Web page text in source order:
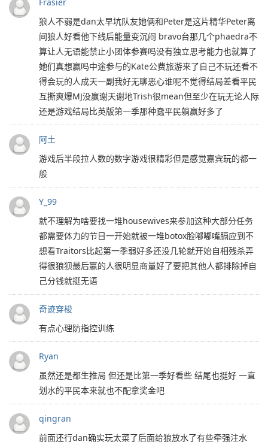
狼人不弱是dan太早坑队友她俩和Peter是这片精华Peter离
间狼人好看他下线后能量变沉闷 bravo台那几个phaedra不
算让人无语能禁止小团体参赛吗没有独立思考能力也就算了
她们真想赢吗中途参与的Kate公费旅游来了自己不玩还看不
得会玩的人成天一副我好无聊恶心谁呢不觉得结局差看平民
互撕爽爆MJ没赢谢天谢地Trish很mean但至少在玩无论人际
还是游戏结局比英版第一季那种蠢平民躺赢好多了
阿土
游戏后半段拉人数的数字游戏很精彩但是感觉嘉宾玩的都一
般
Y_99
就不理解为啥要找一堆housewives来参加这种大部分任务
都需要体力的节目一开始就被一堆botox脸嘟嘟嘴膈应到不
想看Traitors比起第一季弱好多还没几轮就开始自相残杀弄
得很狼狈最后赢的人很明显商量好了要把其他人都排除掉自
己分钱就挺无语
奇迹穿梭
有点心理防指控训练
Ryan
虽然还是都生推局 但还是比第一季好看些 结尾也挺好 一直
划水的平民本来就也不配拿奖金吧
qingran
前面还行dan确实玩太菜了后面给狼放水了有些牵强注水